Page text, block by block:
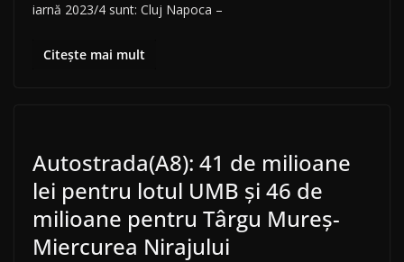
iarnă 2023/4 sunt: Cluj Napoca –
Citește mai mult
Autostrada(A8): 41 de milioane
lei pentru lotul UMB și 46 de
milioane pentru Târgu Mureș-
Miercurea Nirajului